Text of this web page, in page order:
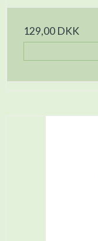
129,00 DKK